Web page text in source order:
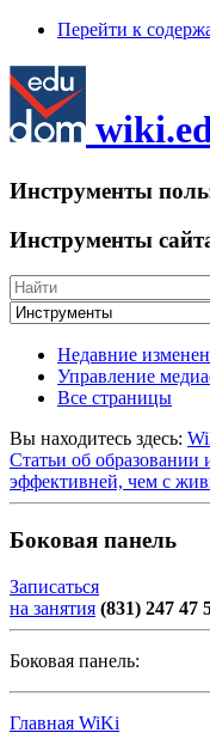
Перейти к
Инструменты
Инструменты
Недавние
Управление
Все страницы
Вы находитесь здесь:
Статьи об образовании
эффективней, чем с
Боковая панель
Записаться
на занятия (831) 247 47
Боковая панель:
Главная WiKi